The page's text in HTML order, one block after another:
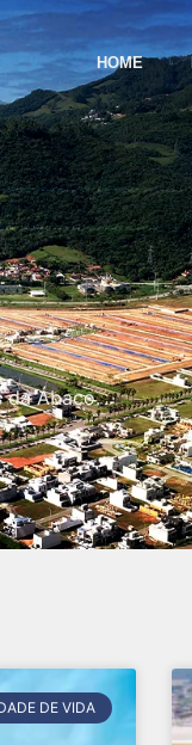
HOME
da Ábaco.
DE VIDA